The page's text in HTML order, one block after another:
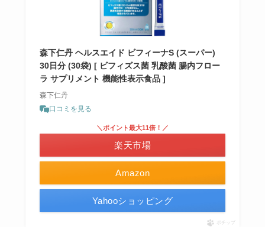
森下仁丹 ヘルスエイド ビフィーナS (スーパー)
30日分 (30袋) [ ビフィズス菌 乳酸菌 腸内フロー
ラ サプリメント 機能性表示食品 ]
森下仁丹
口コミを見る
Amazon
＼ポイント最大11倍！／
楽天市場
Yahooショッピング
ポチップ